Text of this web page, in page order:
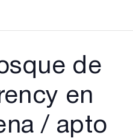
de
en
/ apto